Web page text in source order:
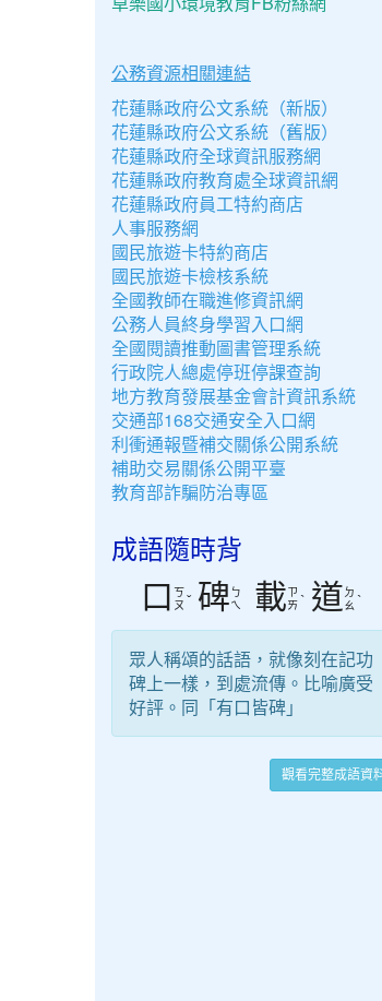
公務資源相關連結
花蓮縣政府公文系統（新版）
花蓮縣政府公文系統（舊版）
花蓮縣政府全球資訊服務網
花蓮縣政府教育處全球資訊網
花蓮縣政府員工特約商店
人事服務網
國民旅遊卡特約商店
國民旅遊卡檢核系統
全國教師在職進修資訊網
公務人員終身學習入口網
全國閱讀推動圖書管理系統
行政院人總處停班停課查詢
地方教育發展基金會計資訊系統
交通部168交通安全入口網
利衝通報暨補交關係公開系統
補助交易關係公開平臺
教育部詐騙防治專區
成語隨時背
口ㄎ
ㄡ ˇ 碑 ㄅ
ㄟ
載ㄗ
ㄞ ˋ 道 ㄉ
ㄠ ˋ
眾人稱頌的話語，就像刻在記功
碑上一樣，到處流傳。比喻廣受
好評。同「有口皆碑」
觀看完整成語資